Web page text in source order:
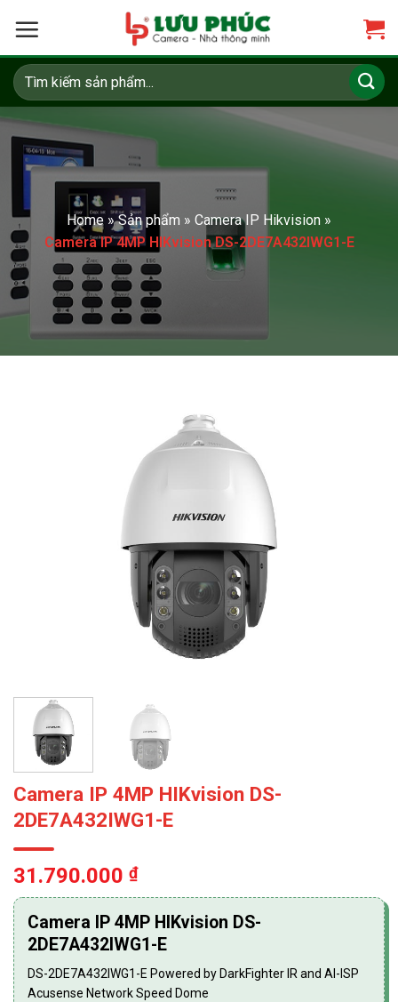
content
Tìm
kiếm:
Home»Sản phẩm » Camera IP Hikvision »
Camera IP 4MP HIKvision DS-2DE7A432IWG1-E
Camera IP 4MP HIKvision DS-
2DE7A432IWG1-E
31.790.000 ₫
Camera IP 4MP HIKvision DS-
2DE7A432IWG1-E
DS-2DE7A432IWG1-E Powered by DarkFighter IR and AI-ISP
Acusense Network Speed Dome